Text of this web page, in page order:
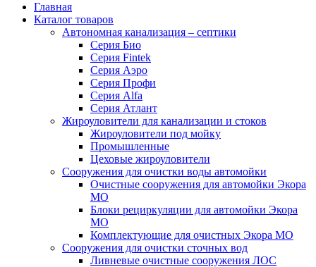
Главная
Каталог товаров
Автономная канализация – септики
Серия Био
Серия Fintek
Серия Аэро
Серия Профи
Серия Alfa
Серия Атлант
Жироуловители для канализации и стоков
Жироуловители под мойку
Промышленные
Цеховые жироуловители
Сооружения для очистки воды автомойки
Очистные сооружения для автомойки Экора
МО
Блоки рециркуляции для автомойки Экора
МО
Комплектующие для очистных Экора МО
Сооружения для очистки сточных вод
Ливневые очистные сооружения ЛОС